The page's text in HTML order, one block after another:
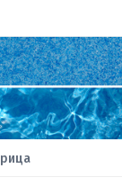
рица